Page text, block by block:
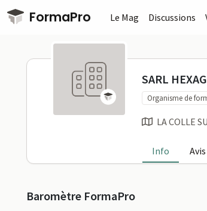
Passer au contenu principal
FormaPro Le Mag Discussions
SARL
SARL
Organisme de
LA COLLE
Info Avis
Profil
Baromètre FormaPro